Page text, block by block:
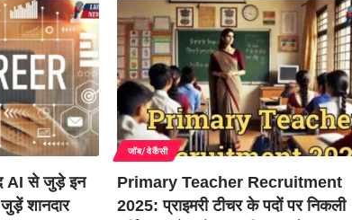
AI से जुड़े इन
शानदार
जॉब/वेकैंसी
Primary Teacher Recruitment
2025: प्राइमरी टीचर के पदों पर निकली